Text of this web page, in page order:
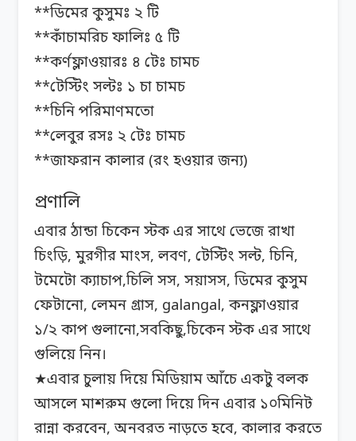
**ডিমের কুসুমঃ ২ টি
**কাঁচামরিচ ফালিঃ ৫ টি
**কর্ণফ্লাওয়ারঃ ৪ টেঃ চামচ
**টেস্টিং সল্টঃ ১ চা চামচ
**চিনি পরিমাণমতো
**লেবুর রসঃ ২ টেঃ চামচ
**জাফরান কালার (রং হওয়ার জন্য)
প্রণালি
এবার ঠান্ডা চিকেন স্টক এর সাথে ভেজে রাখা
চিংড়ি, মুরগীর মাংস, লবণ, টেস্টিং সল্ট, চিনি,
টমেটো ক্যাচাপ,চিলি সস, সয়াসস, ডিমের কুসুম
ফেটানো, লেমন গ্রাস, galangal, কনফ্লাওয়ার
১/২ কাপ গুলানো,সবকিছু,চিকেন স্টক এর সাথে
গুলিয়ে নিন।
★এবার চুলায় দিয়ে মিডিয়াম আঁচে একটু বলক
আসলে মাশরুম গুলো দিয়ে দিন এবার ১০মিনিট
রান্না করবেন, অনবরত নাড়তে হবে, কালার করতে